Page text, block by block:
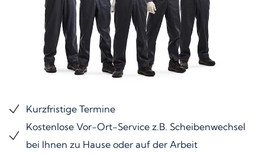
Kurzfristige Termine
Kostenlose Vor-Ort-Service z.B. Scheibenwechsel
bei Ihnen zu Hause oder auf der Arbeit